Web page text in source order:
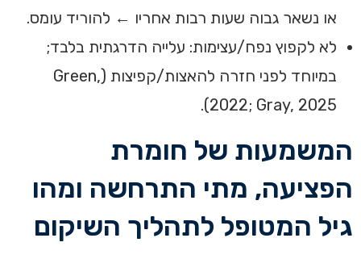
או נשאר גבוה שעות רבות אחריו ← להוריד עומס.
לא לקפוץ נפח/עצימות: עלייה הדרגתית בלבד;
במיוחד לפני חזרה להאצות/קפיצות (Green,
2022; Gray, 2025).
המשמעות של חומרת
הפציעה, מתי התרחשה ומהו
גיל המטופל לתהליך השיקום